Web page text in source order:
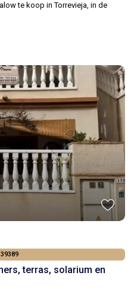
te koop in Torrevieja, in de
39389
terras, solarium en